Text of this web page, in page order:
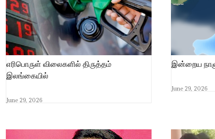
எரிபொருள் விலைகளில் திருத்தம்
இலங்கையில்
June 29, 2026
இன்றைய
June 29, 2026